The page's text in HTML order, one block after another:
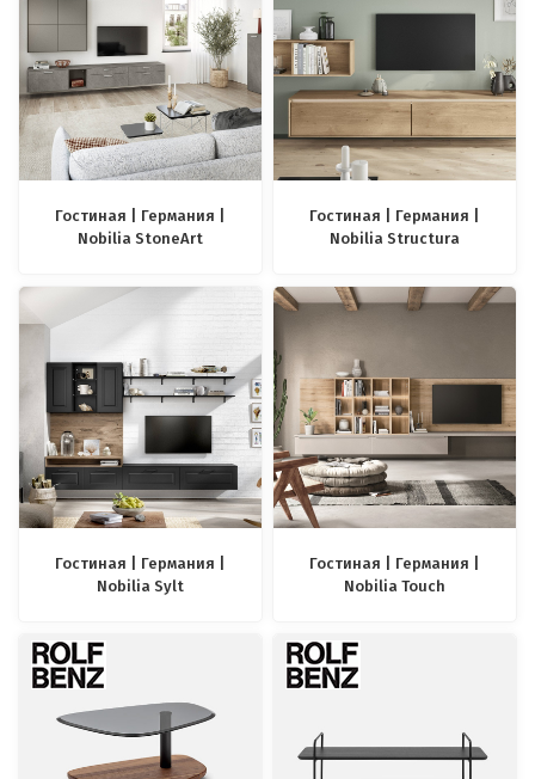
Гостиная | Германия |
Nobilia StoneArt
Гостиная | Германия |
Nobilia Structura
Гостиная | Германия |
Nobilia Sylt
Гостиная | Германия |
Nobilia Touch